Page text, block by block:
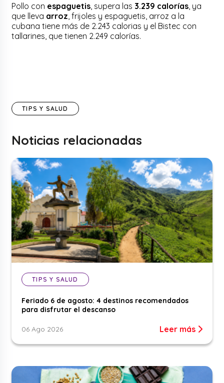
Pollo con espaguetis , supera las 3.239 calorías , ya
que lleva arroz , frijoles y espaguetis, arroz a la
cubana tiene más de 2.243 calorias y el Bistec con
tallarines, que tienen 2.249 calorías.
TIPS Y SALUD
Noticias relacionadas
TIPS Y SALUD
Feriado 6 de agosto: 4 destinos recomendados
para disfrutar el descanso
06 Ago 2026 Leer más